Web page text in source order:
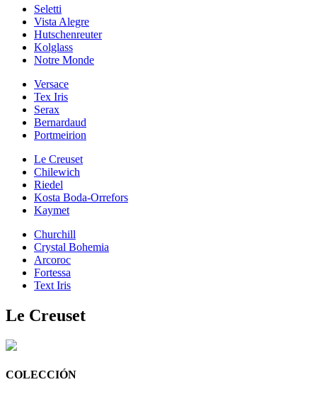
Seletti
Vista Alegre
Hutschenreuter
Kolglass
Notre Monde
Versace
Tex Iris
Serax
Bernardaud
Portmeirion
Le Creuset
Chilewich
Riedel
Kosta Boda-Orrefors
Kaymet
Churchill
Crystal Bohemia
Arcoroc
Fortessa
Text Iris
Le Creuset
COLECCIÓN